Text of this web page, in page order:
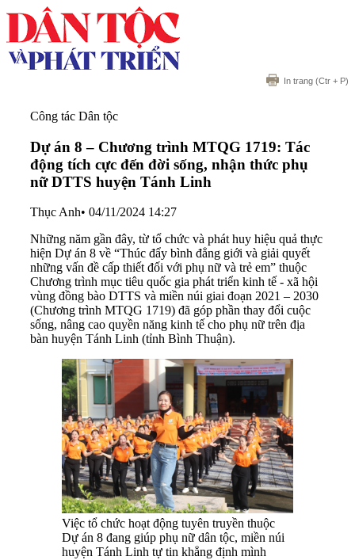
In trang (Ctr + P)
Công tác Dân tộc
Dự án 8 – Chương trình MTQG 1719: Tác
động tích cực đến đời sống, nhận thức phụ
nữ DTTS huyện Tánh Linh
Thục Anh• 04/11/2024 14:27
Những năm gần đây, từ tổ chức và phát huy hiệu quả thực
hiện Dự án 8 về “Thúc đẩy bình đẳng giới và giải quyết
những vấn đề cấp thiết đối với phụ nữ và trẻ em” thuộc
Chương trình mục tiêu quốc gia phát triển kinh tế - xã hội
vùng đồng bào DTTS và miền núi giai đoạn 2021 – 2030
(Chương trình MTQG 1719) đã góp phần thay đổi cuộc
sống, nâng cao quyền năng kinh tế cho phụ nữ trên địa
bàn huyện Tánh Linh (tỉnh Bình Thuận).
Việc tổ chức hoạt động tuyên truyền thuộc
Dự án 8 đang giúp phụ nữ dân tộc, miền núi
huyện Tánh Linh tự tin khẳng định mình